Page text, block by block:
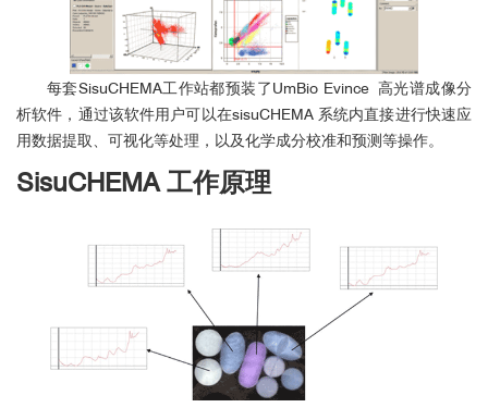
每套SisuCHEMA工作站都预装了UmBio Evince 高光谱成像分
析软件，通过该软件用户可以在sisuCHEMA 系统内直接进行快速应
用数据提取、可视化等处理，以及化学成分校准和预测等操作。
SisuCHEMA 工作原理